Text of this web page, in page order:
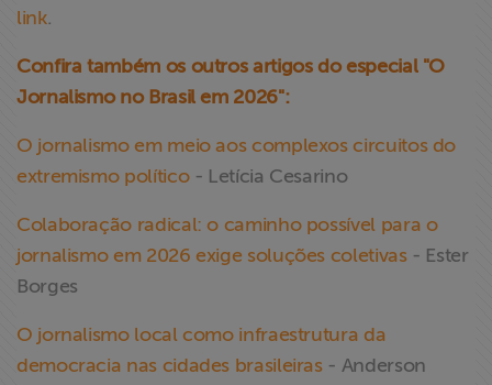
link.
Confira também os outros artigos do especial "O
Jornalismo no Brasil em 2026":
O jornalismo em meio aos complexos circuitos do
extremismo político- Letícia Cesarino
Colaboração radical: o caminho possível para o
jornalismo em 2026 exige soluções coletivas- Ester
Borges
O jornalismo local como infraestrutura da
democracia nas cidades brasileiras- Anderson